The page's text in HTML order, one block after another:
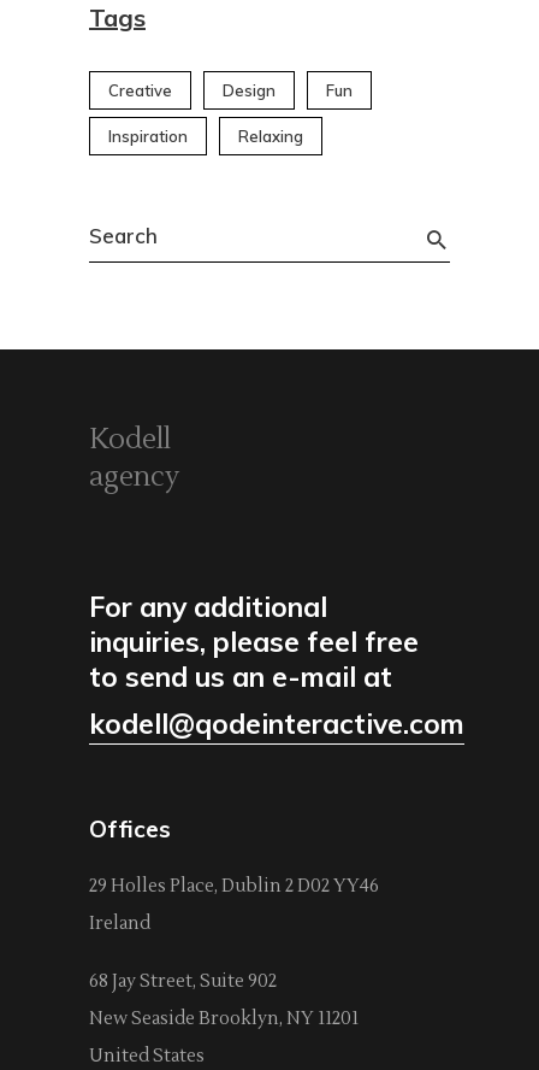
Tags
Creative Design Fun
Inspiration Relaxing
Search
for:
Kodell
agency
For any additional
inquiries, please feel free
to send us an e-mail at
kodell@qodeinteractive.com
Offices
29 Holles Place, Dublin 2 D02 YY46
Ireland
68 Jay Street, Suite 902
New Seaside Brooklyn, NY 11201
United States